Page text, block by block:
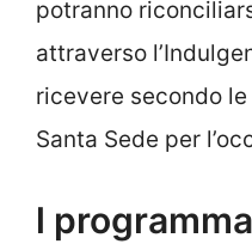
potranno
attraverso
ricevere secondo
Santa Sede per
l